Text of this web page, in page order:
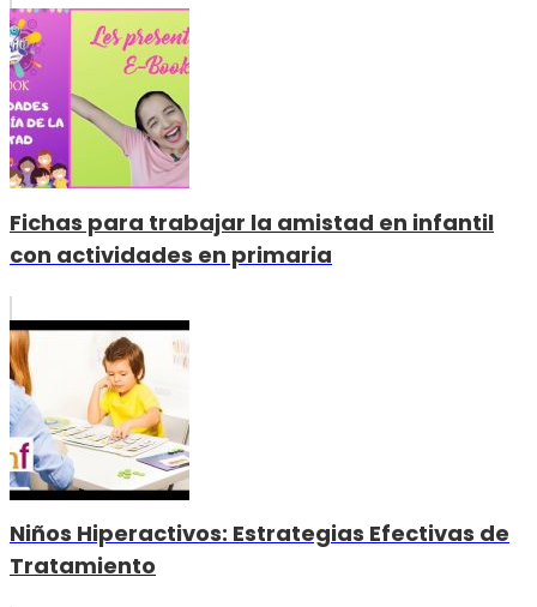
Fichas para trabajar la amistad en infantil
con actividades en primaria
Niños Hiperactivos: Estrategias Efectivas de
Tratamiento